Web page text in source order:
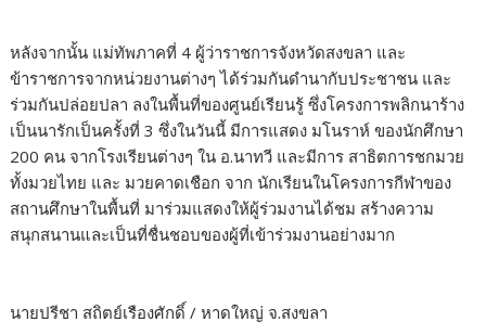
หลังจากนั้น แม่ทัพภาคที่ 4 ผู้ว่าราชการจังหวัดสงขลา และ
ข้าราชการจากหน่วยงานต่างๆ ได้ร่วมกันดำนากับประชาชน และ
ร่วมกันปล่อยปลา ลงในพื้นที่ของศูนย์เรียนรู้ ซึ่งโครงการพลิกนาร้าง
เป็นนารักเป็นครั้งที่ 3 ซึ่งในวันนี้ มีการแสดง มโนราห์ ของนักศึกษา
200 คน จากโรงเรียนต่างๆ ใน อ.นาทวี และมีการ สาธิตการชกมวย
ทั้งมวยไทย และ มวยคาดเชือก จาก นักเรียนในโครงการกีฬาของ
สถานศึกษาในพื้นที่ มาร่วมแสดงให้ผู้ร่วมงานได้ชม สร้างความ
สนุกสนานและเป็นที่ชื่นชอบของผู้ที่เข้าร่วมงานอย่างมาก
นายปรีชา สถิตย์เรืองศักดิ์ / หาดใหญ่ จ.สงขลา